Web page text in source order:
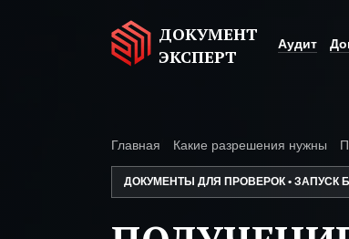
ДОКУМЕНТ
ЭКСПЕРТ
Аудит
Главная Какие разрешения нужны
ДОКУМЕНТЫ ДЛЯ ПРОВЕРОК • ЗАПУСК